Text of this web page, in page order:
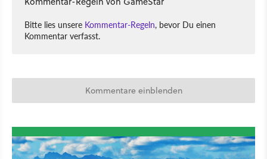
Bitte lies unsere Kommentar-Regeln, bevor Du einen
Kommentar verfasst.
Kommentare einblenden